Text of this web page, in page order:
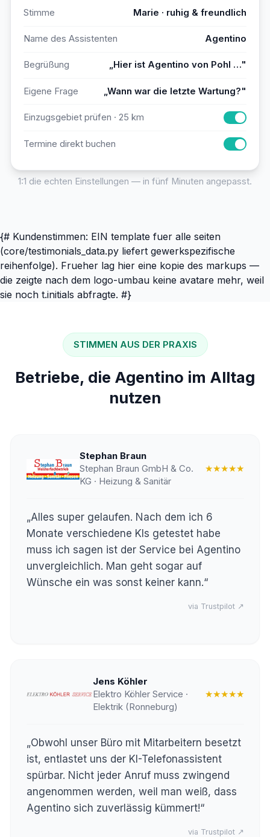
Stimme Marie · ruhig & freundlich
Name des Assistenten Agentino
Begrüßung „Hier ist Agentino von Pohl …"
Eigene Frage „Wann war die letzte Wartung?"
Einzugsgebiet prüfen · 25 km
Termine direkt buchen
1:1 die echten Einstellungen — in fünf Minuten angepasst.
{# Kundenstimmen: EIN template fuer alle seiten
(core/testimonials_data.py liefert gewerkspezifische
reihenfolge). Frueher lag hier eine kopie des markups —
die zeigte nach dem logo-umbau keine avatare mehr, weil
sie noch t.initials abfragte. #}
STIMMEN AUS DER PRAXIS
Betriebe, die Agentino im Alltag
nutzen
Stephan Braun
Stephan Braun GmbH & Co.
KG · Heizung & Sanitär
★★★★★
„Alles super gelaufen. Nach dem ich 6
Monate verschiedene KIs getestet habe
muss ich sagen ist der Service bei Agentino
unvergleichlich. Man geht sogar auf
Wünsche ein was sonst keiner kann.“
via Trustpilot ↗
Jens Köhler
Elektro Köhler Service ·
Elektrik (Ronneburg)
★★★★★
„Obwohl unser Büro mit Mitarbeitern besetzt
ist, entlastet uns der KI-Telefonassistent
spürbar. Nicht jeder Anruf muss zwingend
angenommen werden, weil man weiß, dass
Agentino sich zuverlässig kümmert!“
via Trustpilot ↗